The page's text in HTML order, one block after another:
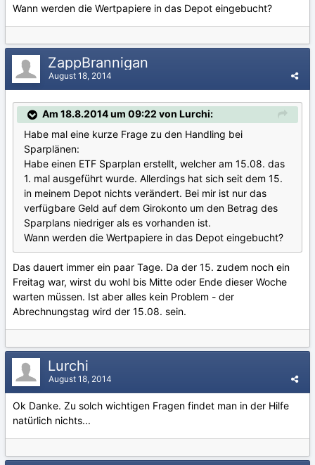
Wann werden die Wertpapiere in das Depot eingebucht?
ZappBrannigan
August 18, 2014
Am 18.8.2014 um 09:22 von Lurchi:
Habe mal eine kurze Frage zu den Handling bei
Sparplänen:
Habe einen ETF Sparplan erstellt, welcher am 15.08. das
1. mal ausgeführt wurde. Allerdings hat sich seit dem 15.
in meinem Depot nichts verändert. Bei mir ist nur das
verfügbare Geld auf dem Girokonto um den Betrag des
Sparplans niedriger als es vorhanden ist.
Wann werden die Wertpapiere in das Depot eingebucht?
Das dauert immer ein paar Tage. Da der 15. zudem noch ein
Freitag war, wirst du wohl bis Mitte oder Ende dieser Woche
warten müssen. Ist aber alles kein Problem - der
Abrechnungstag wird der 15.08. sein.
Lurchi
August 18, 2014
Ok Danke. Zu solch wichtigen Fragen findet man in der Hilfe
natürlich nichts...